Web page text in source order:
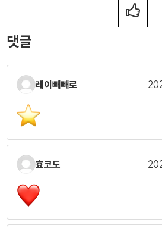
댓글
레이빼빼로
효코도